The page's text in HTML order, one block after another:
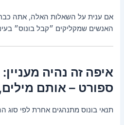
אם ענית על השאלות האלה, אתה
האנשים שמקליקים ״קבל בונוס״
איפה זה נהיה מעניין:
ספורט – אותם
תנאי בונוס מתנהגים אחרת לפי סוג